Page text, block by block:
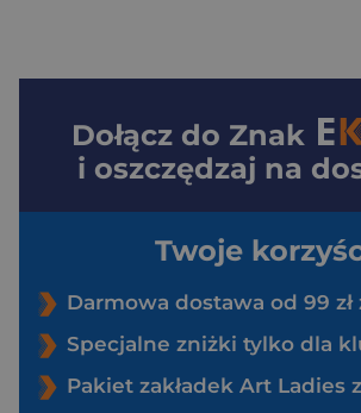
Dołącz do Znak
i oszczędzaj na
Twoje
Darmowa dostawa od 99 zł
Specjalne zniżki tylko dla
Pakiet zakładek Art Ladies